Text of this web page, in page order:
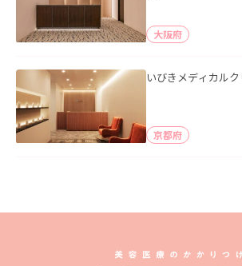
大阪府
いびきメディカル
京都府